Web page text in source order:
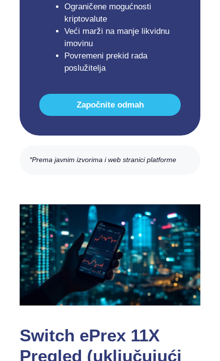
Ograničene mogućnosti
kriptovalute
Veći marži na manje likvidnu
imovinu
Povremeni prekid rada
poslužitelja
Započnite odmah
*Prema javnim izvorima i web stranici platforme
Switch ePrex 11X
Pregled (uključujući